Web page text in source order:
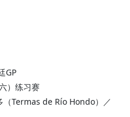
GP
）练习赛
Termas de Río Hondo）／